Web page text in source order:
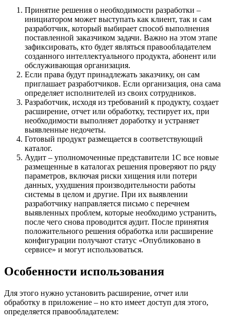
Принятие решения о необходимости разработки –
инициатором может выступать как клиент, так и сам
разработчик, который выбирает способ выполнения
поставленной заказчиком задачи. Важно на этом этапе
зафиксировать, кто будет являться правообладателем
созданного интеллектуального продукта, абонент или
обслуживающая организация.
Если права будут принадлежать заказчику, он сам
приглашает разработчиков. Если организация, она сама
определяет исполнителей из своих сотрудников.
Разработчик, исходя из требований к продукту, создает
расширение, отчет или обработку, тестирует их, при
необходимости выполняет доработку и устраняет
выявленные недочеты.
Готовый продукт размещается в соответствующий
каталог.
Аудит – уполномоченные представители 1C все новые
размещенные в каталогах решения проверяют по ряду
параметров, включая риски хищения или потери
данных, ухудшения производительности работы
системы в целом и другие. При их выявлении
разработчику направляется письмо с перечнем
выявленных проблем, которые необходимо устранить,
после чего снова проводится аудит. После принятия
положительного решения обработка или расширение
конфигурации получают статус «Опубликовано в
сервисе» и могут использоваться.
Особенности использования
Для этого нужно установить расширение, отчет или
обработку в приложение – но кто имеет доступ для этого,
определяется правообладателем: